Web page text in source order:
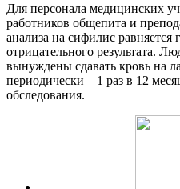
Для персонала медицинских
работников общепита и
анализа на сифилис равняется
отрицательного результата.
вынуждены сдавать кровь на
периодически – 1 раз в 12
обследования.